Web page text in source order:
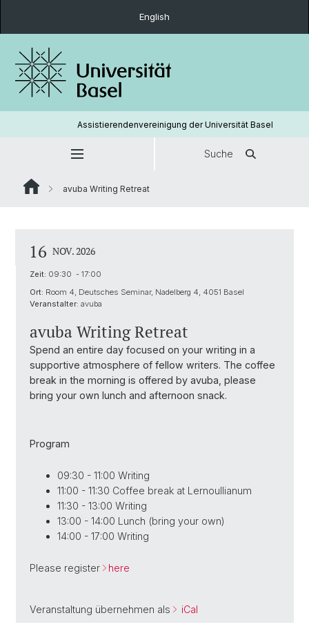
English
Assistierendenvereinigung der Universität Basel
Suche
avuba Writing Retreat
16 NOV. 2026
Zeit: 09:30 - 17:00
Ort: Room 4, Deutsches Seminar, Nadelberg 4, 4051 Basel
Veranstalter: avuba
avuba Writing Retreat
Spend an entire day focused on your writing in a
supportive atmosphere of fellow writers. The coffee
break in the morning is offered by avuba, please
bring your own lunch and afternoon snack.
Program
09:30 - 11:00 Writing
11:00 - 11:30 Coffee break at Lernoullianum
11:30 - 13:00 Writing
13:00 - 14:00 Lunch (bring your own)
14:00 - 17:00 Writing
Please register here
Veranstaltung übernehmen als iCal